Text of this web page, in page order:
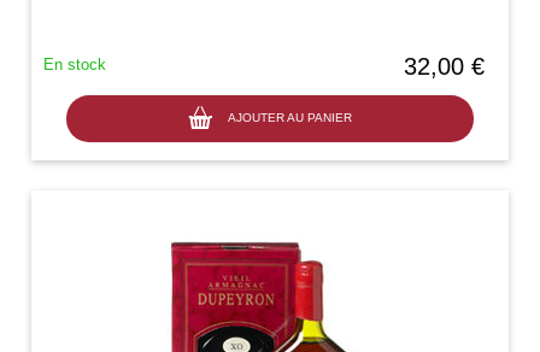
32,00 €
AJOUTER AU PANIER
En stock